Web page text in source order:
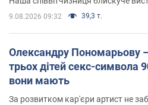
9.08.2026 09:32 39,3 т.
Олександру Пономарьову
трьох дітей секс-символа
вони мають
За розвитком кар'єри артист не